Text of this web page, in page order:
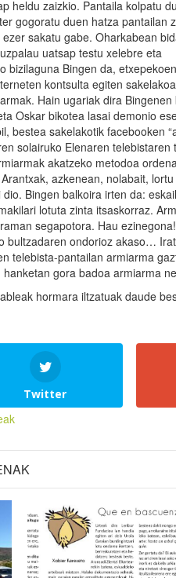
heldu zaizkio. Pantaila kolpatu du
gogoratu duen hatza pantailan
ezer sakatu gabe. Oharkabean
uatsap testu xelebre eta
bizilaguna Bingen da, etxepekoen
kontsulta egiten
Hain ugariak dira
Oskar bikotea lasai demonio
bestea sakelakotik facebooken
solairuko Elenaren
akatzeko metodoa
azkenean, nolabait,
Bingen balkoira irten da:
lotuta zinta itsaskorraz.
segapotora. Hau
bultzadaren ondorioz akaso…
telebista-pantailan armiarma
gora badoa armiarma
hormara iltzatuak daude
Twitter